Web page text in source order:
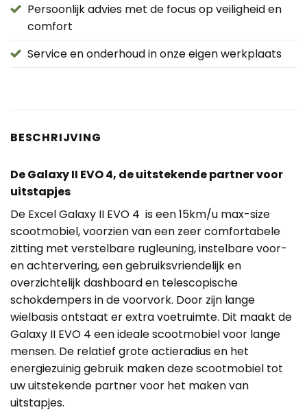
Persoonlijk advies met de focus op veiligheid en
comfort
Service en onderhoud in onze eigen werkplaats
BESCHRIJVING
De Galaxy II EVO 4, de uitstekende partner voor
uitstapjes
De Excel Galaxy II EVO 4 is een 15km/u max-size
scootmobiel, voorzien van een zeer comfortabele
zitting met verstelbare rugleuning, instelbare voor-
en achtervering, een gebruiksvriendelijk en
overzichtelijk dashboard en telescopische
schokdempers in de voorvork. Door zijn lange
wielbasis ontstaat er extra voetruimte. Dit maakt de
Galaxy II EVO 4 een ideale scootmobiel voor lange
mensen. De relatief grote actieradius en het
energiezuinig gebruik maken deze scootmobiel tot
uw uitstekende partner voor het maken van
uitstapjes.